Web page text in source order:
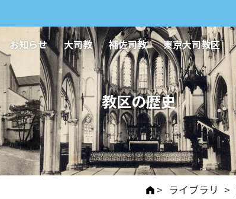
お知らせ 大司教 補佐司教 東京大司教区
教区の歴史
> ライブラリ >